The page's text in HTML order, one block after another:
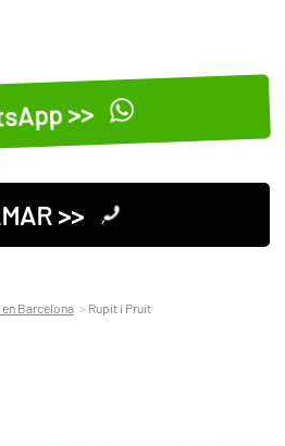
>>
>>
Barcelona Rupit i Pruit